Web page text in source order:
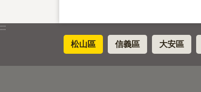
:::
松山區 信義區 大安區